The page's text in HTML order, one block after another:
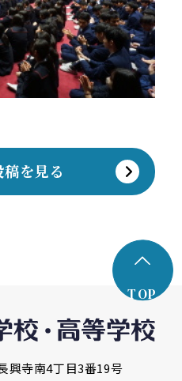
を見る
TOP
興寺南4丁目3番19号